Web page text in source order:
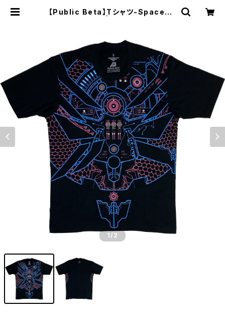
【Public Beta】Tシャツ-SpaceCo
1 /2